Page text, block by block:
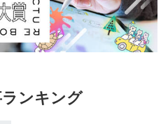
ンキング